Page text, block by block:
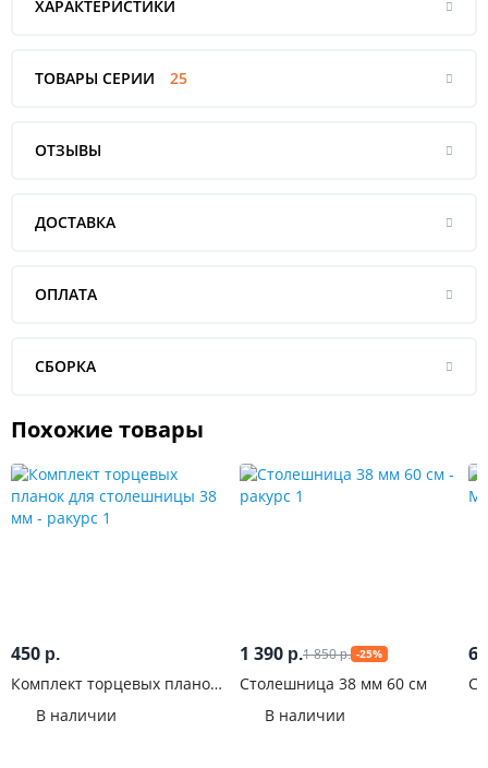
ХАРАКТЕРИСТИКИ
ТОВАРЫ СЕРИИ 25
ОТЗЫВЫ
ДОСТАВКА
ОПЛАТА
СБОРКА
Похожие товары
450 р.
Комплект торцевых планок
В наличии
1 390 р.1 850р. -25%
Столешница 38 мм 60 см
В наличии
6